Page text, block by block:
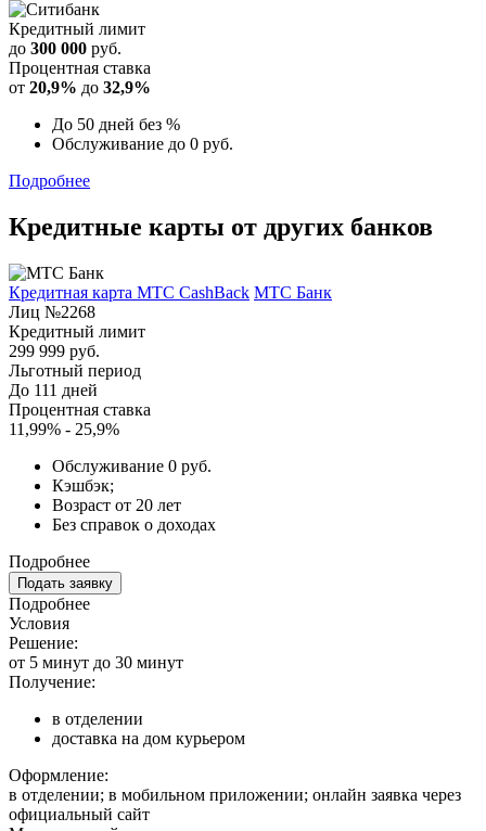
Кредитный лимит
до 300 000 руб.
Процентная ставка
от 20,9% до 32,9%
До 50 дней без %
Обслуживание до 0 руб.
Подробнее
Кредитные карты от других банков
Кредитная карта МТС CashBack МТС Банк
Лиц №2268
Кредитный лимит
299 999 руб.
Льготный период
До 111 дней
Процентная ставка
11,99% - 25,9%
Обслуживание 0 руб.
Кэшбэк;
Возраст от 20 лет
Без справок о доходах
Подробнее
Подать заявку
Подробнее
Условия
Решение:
от 5 минут до 30 минут
Получение:
в отделении
доставка на дом курьером
Оформление:
в отделении; в мобильном приложении; онлайн заявка через
официальный сайт